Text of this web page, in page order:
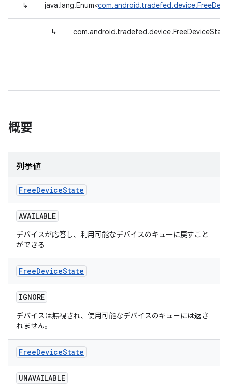
↳ java.lang.Enum<
↳ com.android.tradefed.device.FreeDeviceState
概要
列挙値
FreeDeviceState
AVAILABLE
デバイスが応答し、利用可能なデバイスのキューに戻すこと
ができる
FreeDeviceState
IGNORE
デバイスは無視され、使用可能なデバイスのキューには返さ
れません。
FreeDeviceState
UNAVAILABLE